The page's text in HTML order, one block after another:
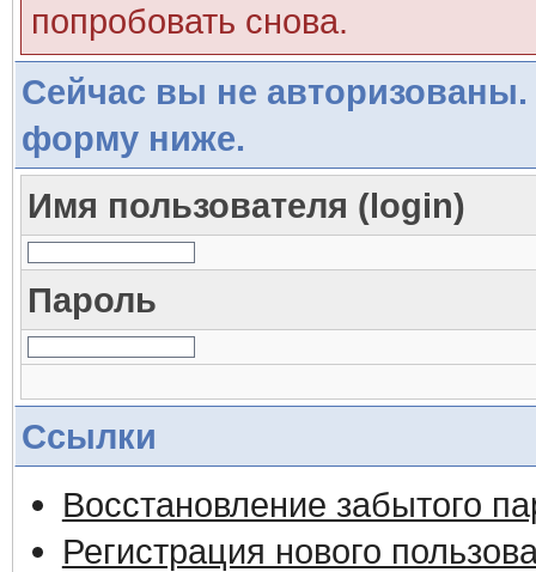
попробовать снова.
Сейчас вы не авторизованы.
форму ниже.
Имя пользователя (login)
Пароль
Ссылки
Восстановление забытого
Регистрация нового